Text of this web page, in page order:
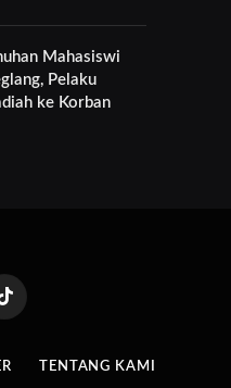
Mahasiswi
Pelaku
ke Korban
TikTok
TENTANG KAMI